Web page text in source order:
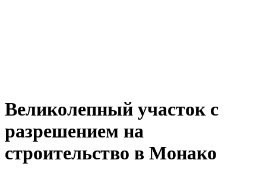
Великолепный участок с
разрешением на
строительство в Монако